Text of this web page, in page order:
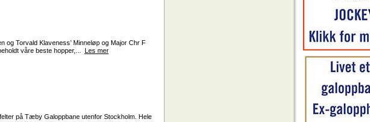
og Torvald Klaveness’ Minneløp og Major Chr F
våre beste hopper,... Les mer
på Tæby Galoppbane utenfor Stockholm. Hele